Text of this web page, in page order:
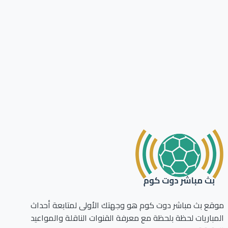
بث مباشر دوت كوم هو وجهتك الأولى لمتابعة أحداث
لحظة بلحظة مع معرفة القنوات الناقلة والمواعيد